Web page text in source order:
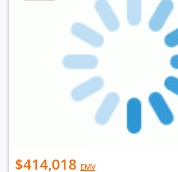
$414,018 EMV